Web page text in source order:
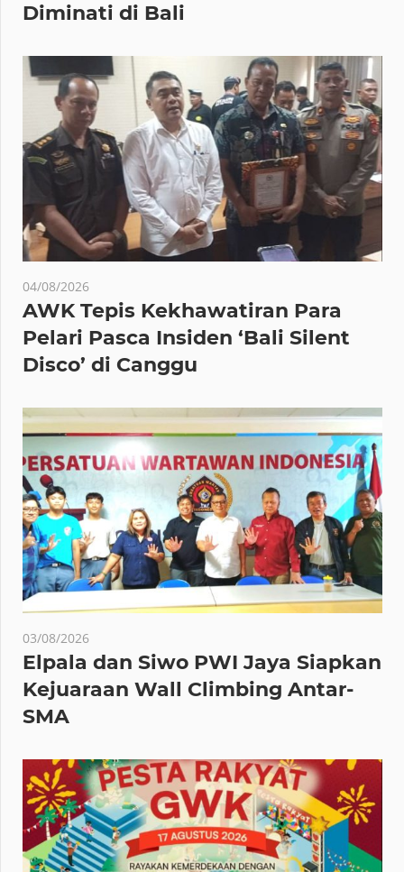
Diminati di Bali
04/08/2026
AWK Tepis Kekhawatiran Para
Pelari Pasca Insiden ‘Bali Silent
Disco’ di Canggu
03/08/2026
Elpala dan Siwo PWI Jaya Siapkan
Kejuaraan Wall Climbing Antar-
SMA